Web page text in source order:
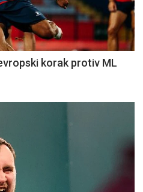
korak protiv ML